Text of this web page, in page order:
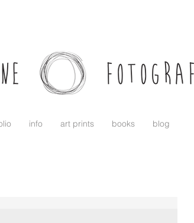
info art prints books blog